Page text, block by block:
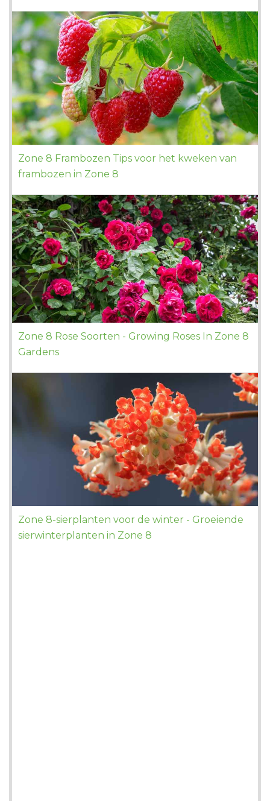
Zone 8 Frambozen Tips voor het kweken van
frambozen in Zone 8
Zone 8 Rose Soorten - Growing Roses In Zone 8
Gardens
Zone 8-sierplanten voor de winter - Groeiende
sierwinterplanten in Zone 8